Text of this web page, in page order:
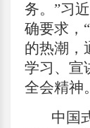
务。”习
确要求，
的热潮，
学习、宣
全会精神
中国